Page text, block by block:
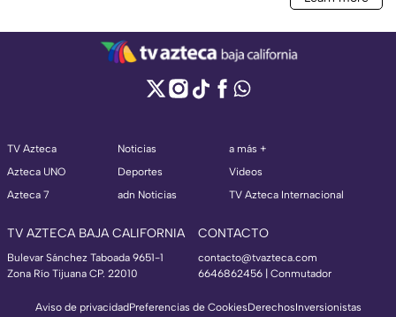
TV Azteca
Azteca UNO
Azteca 7
Noticias
Deportes
adn Noticias
a más +
Videos
TV Azteca Internacional
TV AZTECA BAJA CALIFORNIA
Bulevar Sánchez Taboada 9651-1
Zona Río Tijuana CP. 22010
CONTACTO
contacto@tvazteca.com
6646862456 | Conmutador
Aviso de privacidadPreferencias de CookiesDerechosInversionistas